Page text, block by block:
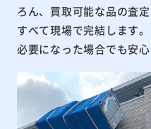
ろん、買取可能な品の査
すべて現場で完結します
必要になった場合でも安